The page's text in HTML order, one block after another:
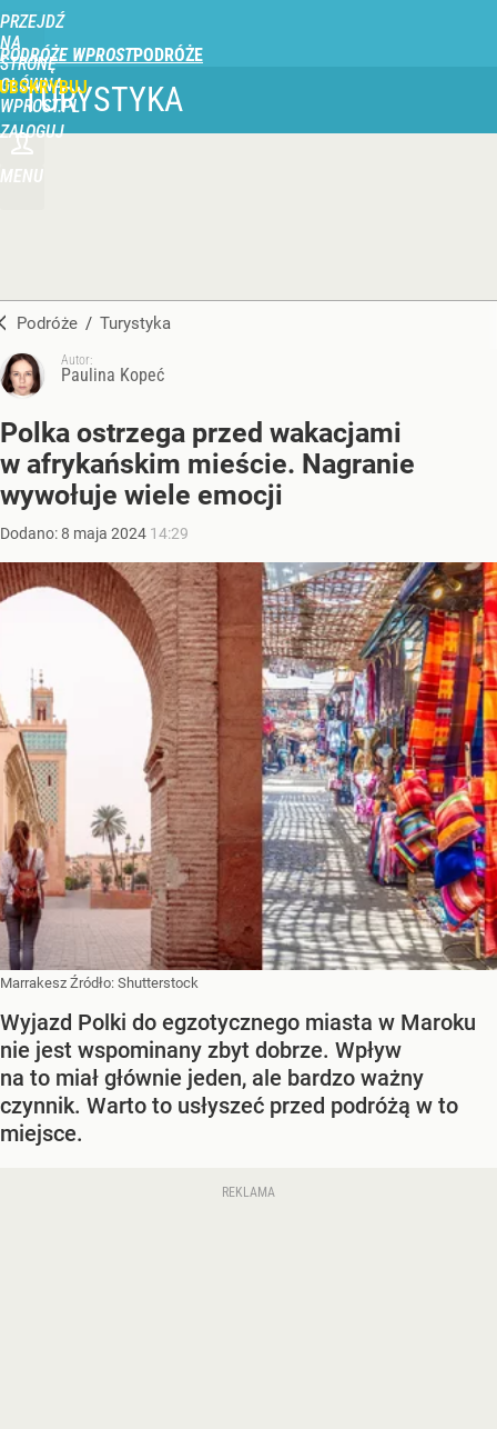
PRZEJDŹ
NA
STRONĘ
GŁÓWNĄ
WPROST.PL
PODRÓŻE WPROST
ZALOGUJ
MENU
TURYSTYKA
Podróże / Turystyka
Autor:
Paulina Kopeć
Polka ostrzega przed wakacjami
w afrykańskim mieście. Nagranie
wywołuje wiele emocji
Dodano:8 maja 2024 14:29
Marrakesz Źródło: Shutterstock
Wyjazd Polki do egzotycznego miasta w Maroku
nie jest wspominany zbyt dobrze. Wpływ
na to miał głównie jeden, ale bardzo ważny
czynnik. Warto to usłyszeć przed podróżą w to
miejsce.